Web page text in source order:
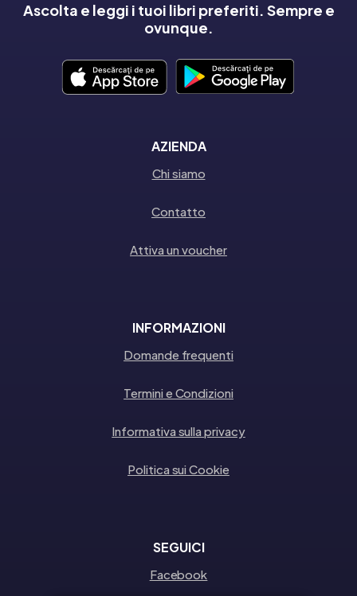
Ascolta e leggi i tuoi libri preferiti. Sempre e
ovunque.
AZIENDA
Chi siamo
Contatto
Attiva un voucher
INFORMAZIONI
Domande frequenti
Termini e Condizioni
Informativa sulla privacy
Politica sui Cookie
SEGUICI
Facebook